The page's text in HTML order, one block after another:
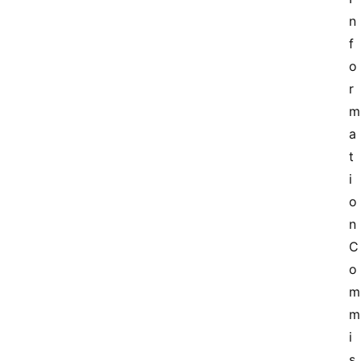
n
f
o
r
m
a
t
i
o
n
C
o
m
m
i